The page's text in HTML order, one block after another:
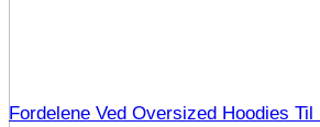
Fordelene Ved Oversized Hoodies